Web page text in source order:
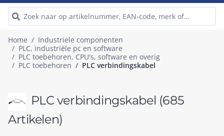
Home
Industriele componenten
PLC, industriële pc en software
PLC toebehoren, CPU's, software en overig
PLC toebehoren
PLC verbindingskabel
PLC verbindingskabel (685
Artikelen)